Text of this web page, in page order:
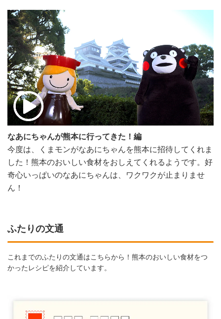
なあにちゃんが熊本に行ってきた！編
今度は、くまモンがなあにちゃんを熊本に招待してくれま
した！熊本のおいしい食材をおしえてくれるようです。好
奇心いっぱいのなあにちゃんは、ワクワクが止まりませ
ん！
ふたりの文通
これまでのふたりの文通はこちらから！熊本のおいしい食材をつ
かったレシピを紹介しています。